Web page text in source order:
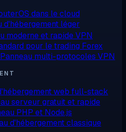
dans le cloud
d'hébergement léger
moderne et rapide VPN
pour le trading Forex
Panneau multi-protocoles VPN
web full-stack
serveur gratuit et rapide
PHP et Node.js
d'hébergement classique